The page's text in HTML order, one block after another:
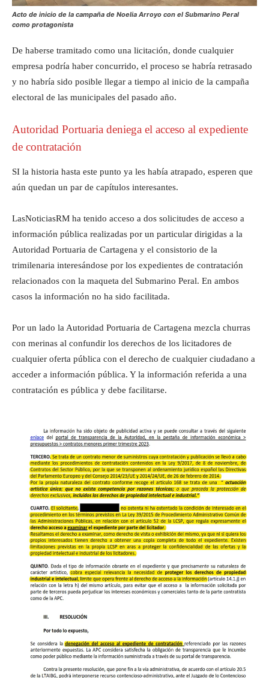
Acto de inicio de la campaña de Noelia Arroyo con el Submarino Peral
como protagonista
De haberse tramitado como una licitación, donde cualquier
empresa podría haber concurrido, el proceso se habría retrasado
y no habría sido posible llegar a tiempo al inicio de la campaña
electoral de las municipales del pasado año.
Autoridad Portuaria deniega el acceso al expediente
de contratación
SI la historia hasta este punto ya les había atrapado, esperen que
aún quedan un par de capítulos interesantes.
LasNoticiasRM ha tenido acceso a dos solicitudes de acceso a
información pública realizadas por un particular dirigidas a la
Autoridad Portuaria de Cartagena y el consistorio de la
trimilenaria interesándose por los expedientes de contratación
relacionados con la maqueta del Submarino Peral. En ambos
casos la información no ha sido facilitada.
Por un lado la Autoridad Portuaria de Cartagena mezcla churras
con merinas al confundir los derechos de los licitadores de
cualquier oferta pública con el derecho de cualquier ciudadano a
acceder a información pública. Y la información referida a una
contratación es pública y debe facilitarse.